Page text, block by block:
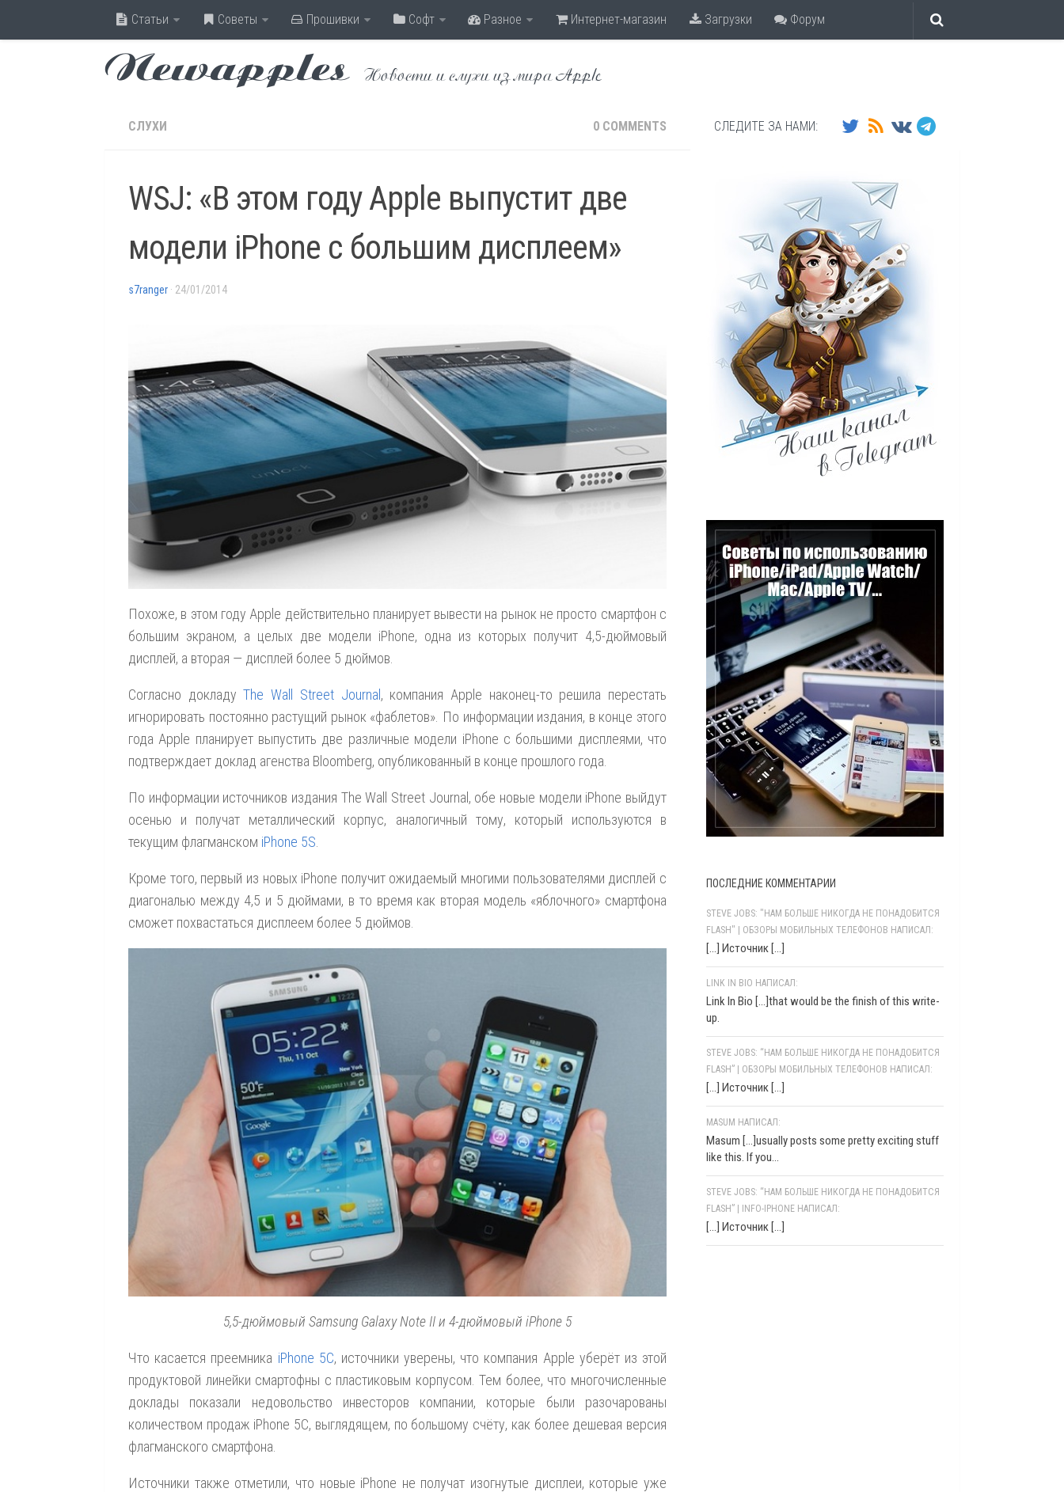
Статьи Советы Прошивки Софт Разное Интернет-магазин Загрузки Форум
Newapples Новости и слухи из мира Apple
СЛУХИ 0 COMMENTS
WSJ: «В этом году Apple выпустит две
модели iPhone с большим дисплеем»
s7ranger · 24/01/2014
Похоже, в этом году Apple действительно планирует вывести на рынок не просто смартфон с
большим экраном, а целых две модели iPhone, одна из которых получит 4,5-дюймовый
дисплей, а вторая — дисплей более 5 дюймов.
Согласно докладуThe Wall Street Journal, компания Apple наконец-то решила перестать
игнорировать постоянно растущий рынок «фаблетов». По информации издания, в конце этого
года Apple планирует выпустить две различные модели iPhone с большими дисплеями, что
подтверждает доклад агенства Bloomberg, опубликованный в конце прошлого года.
По информации источников издания The Wall Street Journal, обе новые модели iPhone выйдут
осенью и получат металлический корпус, аналогичный тому, который используются в
текущим флагманском iPhone 5S.
Кроме того, первый из новых iPhone получит ожидаемый многими пользователями дисплей с
диагональю между 4,5 и 5 дюймами, в то время как вторая модель «яблочного» смартфона
сможет похвастаться дисплеем более 5 дюймов.
5,5-дюймовый Samsung Galaxy Note II и 4-дюймовый iPhone 5
Что касается преемника iPhone 5С, источники уверены, что компания Apple уберёт из этой
продуктовой линейки смартофны с пластиковым корпусом. Тем более, что многочисленные
доклады показали недовольство инвесторов компании, которые были разочарованы
количеством продаж iPhone 5С, выглядящем, по большому счёту, как более дешевая версия
флагманского смартфона.
Источники также отметили, что новые iPhone не получат изогнутые дисплеи, которые уже
СЛЕДИТЕ ЗА НАМИ:
ПОСЛЕДНИЕ КОММЕНТАРИИ
STEVE JOBS: "НАМ БОЛЬШЕ НИКОГДА НЕ ПОНАДОБИТСЯ
FLASH" | ОБЗОРЫ МОБИЛЬНЫХ ТЕЛЕФОНОВ НАПИСАЛ:
[…] Источник […]
LINK IN BIO НАПИСАЛ:
Link In Bio [...]that would be the finish of this write-
up.
STEVE JOBS: “НАМ БОЛЬШЕ НИКОГДА НЕ ПОНАДОБИТСЯ
FLASH” | ОБЗОРЫ МОБИЛЬНЫХ ТЕЛЕФОНОВ НАПИСАЛ:
[…] Источник […]
MASUM НАПИСАЛ:
Masum [...]usually posts some pretty exciting stuff
like this. If you...
STEVE JOBS: “НАМ БОЛЬШЕ НИКОГДА НЕ ПОНАДОБИТСЯ
FLASH” | INFO-IPHONE НАПИСАЛ:
[…] Источник […]